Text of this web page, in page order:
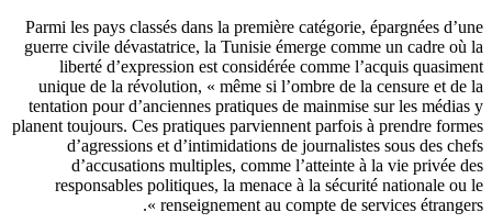
Parmi les pays classés dans la première catégorie, épargnées
guerre civile dévastatrice, la Tunisie émerge comme un cadre
liberté d’expression est considérée comme l’acquis
unique de la révolution, « même si l’ombre de la censure et
tentation pour d’anciennes pratiques de mainmise sur les
planent toujours. Ces pratiques parviennent parfois à prendre
d’agressions et d’intimidations de journalistes sous des
d’accusations multiples, comme l’atteinte à la vie privée
responsables politiques, la menace à la sécurité nationale
renseignement au compte de services